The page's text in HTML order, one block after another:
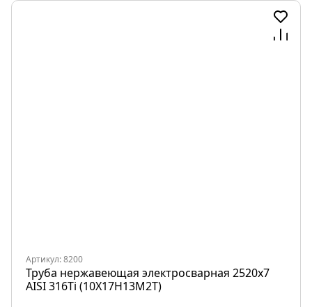
Артикул: 8200
Труба нержавеющая электросварная 2520х7
AISI 316Ti (10Х17Н13М2Т)